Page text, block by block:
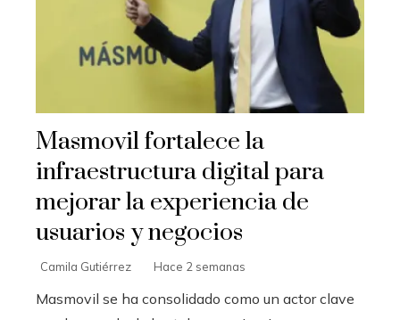
Masmovil fortalece la
infraestructura digital para
mejorar la experiencia de
usuarios y negocios
Camila Gutiérrez Hace 2 semanas
Masmovil se ha consolidado como un actor clave